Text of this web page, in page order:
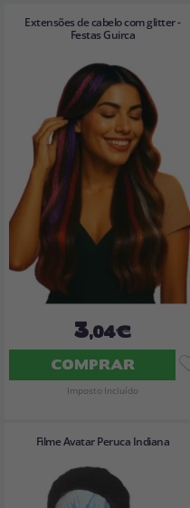
Extensões de cabelo com glitter -
Festas Guirca
3,04€
COMPRAR
Imposto Incluído
Filme Avatar Peruca Indiana